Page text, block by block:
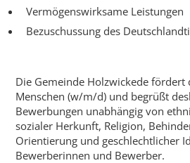
Vermögenswirksame Leistungen
Bezuschussung des
Die Gemeinde Holzwickede fördert
Menschen (w/m/d) und begrüßt
Bewerbungen unabhängig von
sozialer Herkunft, Religion,
Orientierung und geschlechtlicher
Bewerberinnen und Bewerber.